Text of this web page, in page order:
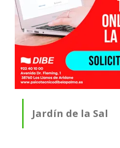
Jardín de la Sal